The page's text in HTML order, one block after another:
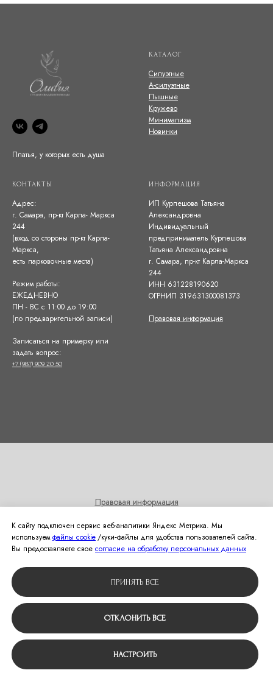
Платья, у которых есть душа
КАТАЛОГ
Силуэтные
А-силуэтные
Пышные
Кружево
Минимализм
Новинки
КОНТАКТЫ
Адрес:
г. Самара, пр-кт Карла- Маркса
244
(вход со стороны пр-кт Карла-
Маркса,
есть парковочные места)
Режим работы:
ЕЖЕДНЕВНО
ПН - ВС с 11:00 до 19:00
(по предварительной записи)
Записаться на примерку или
задать вопрос:
+7 (987) 909 20 50
ИНФОРМАЦИЯ
ИП Курпешова Татьяна
Александровна
Индивидуальный
предприниматель Курпешова
Татьяна Александровна
г. Самара, пр-кт Карла-Маркса
244
ИНН 631228190620
ОГРНИП 319631300081373
Правовая информация
Правовая информация
рассылок
Политика использования cookies
© 2024 Студия свадебной моды Оливия
К сайту подключен сервис веб-аналитики Яндекс Метрика. Мы
используемфайлы cookie/куки‑файлы для удобства пользователей сайта.
Вы предоставляете свое согласие на обработку персональных данных
ПРИНЯТЬ ВСЕ
ОТКЛОНИТЬ ВСЕ
НАСТРОИТЬ
Tilda